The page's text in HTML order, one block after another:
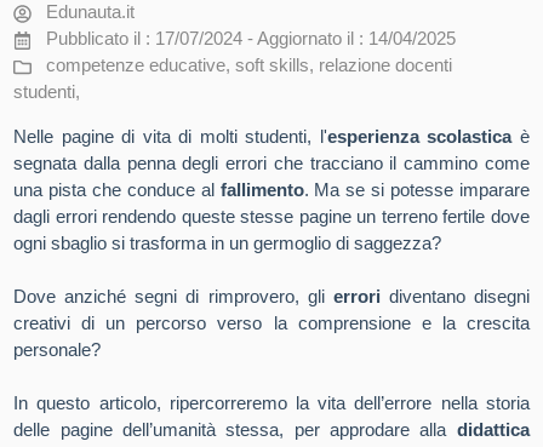
Edunauta.it
Pubblicato il : 17/07/2024 - Aggiornato il : 14/04/2025
competenze educative, soft skills, relazione docenti
studenti,
Nelle pagine di vita di molti studenti, l'esperienza scolasticaè
segnata dalla penna degli errori che tracciano il cammino come
una pista che conduce al fallimento. Ma se si potesse imparare
dagli errori rendendo queste stesse pagine un terreno fertile dove
ogni sbaglio si trasforma in un germoglio di saggezza?
Dove anziché segni di rimprovero, gli errori diventano disegni
creativi di un percorso verso la comprensione e la crescita
personale?
In questo articolo, ripercorreremo la vita dell’errore nella storia
delle pagine dell’umanità stessa, per approdare alla didattica